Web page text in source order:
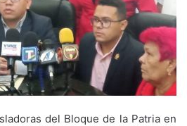
del Bloque de la Patria en